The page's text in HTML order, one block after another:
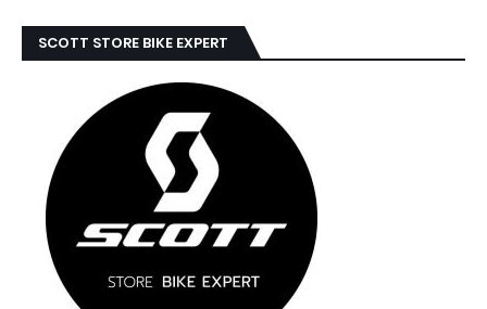
SCOTT STORE BIKE EXPERT